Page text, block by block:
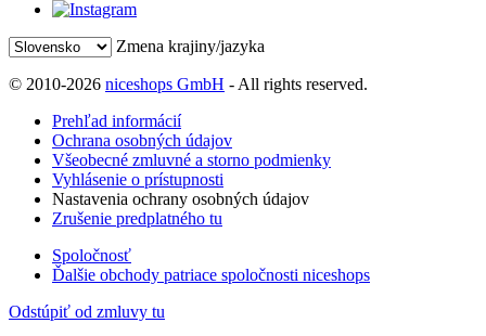
Zmena krajiny/jazyka
© 2010-2026 niceshops GmbH - All rights reserved.
Prehľad informácií
Ochrana osobných údajov
Všeobecné zmluvné a storno podmienky
Vyhlásenie o prístupnosti
Nastavenia ochrany osobných údajov
Zrušenie predplatného tu
Spoločnosť
Ďalšie obchody patriace spoločnosti niceshops
Odstúpiť od zmluvy tu